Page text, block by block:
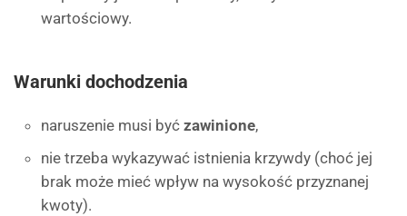
wartościowy.
Warunki dochodzenia
naruszenie musi być zawinione,
nie trzeba wykazywać istnienia krzywdy (choć jej
brak może mieć wpływ na wysokość przyznanej
kwoty).